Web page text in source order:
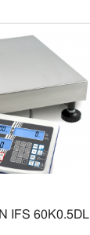
IFS 60K0.5DL